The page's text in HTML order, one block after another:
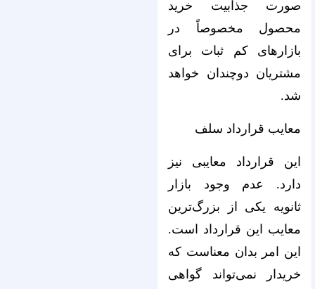
صورت جذابیت خرید
محصول مخصوصاً در
بازارهای کم ثبات برای
مشتریان دوچندان خواهد
شد.
معایب قرارداد سلف
این قرارداد معایبی نیز
دارد. عدم وجود بازار
ثانویه یکی از بزرگ‌ترین
معایب این قرارداد است.
این امر بدان معناست که
خریدار نمی‌تواند گواهی